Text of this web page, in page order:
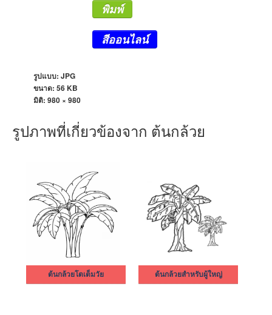
พิมพ์
สีออนไลน์
รูปแบบ: JPG
ขนาด: 56 KB
มิติ: 980 × 980
รูปภาพที่เกี่ยวข้องจาก ต้นกล้วย
ต้นกล้วยโตเต็มวัย ต้นกล้วยสำหรับผู้ใหญ่